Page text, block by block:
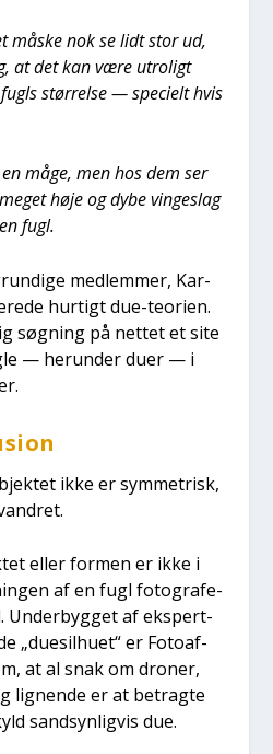
nok se lidt stor ud,
at det kan være utro­ligt
stør­rel­se — spe­ci­elt hvis
måge, men hos dem ser
høje og dybe vin­ge­slag
fugl.
med­lem­mer, Kar­
hur­tigt due-teo­ri­en.
søg­ning på net­tet et site
— her­un­der duer — i
ikke er sym­me­trisk,
eller for­men er ikke i
af en fugl foto­gra­fe­
Under­byg­get af eks­pert­
„duesil­hu­et“ er Foto­af­
at al snak om dro­ner,
lig­nen­de er at betrag­te
sand­syn­lig­vis due.